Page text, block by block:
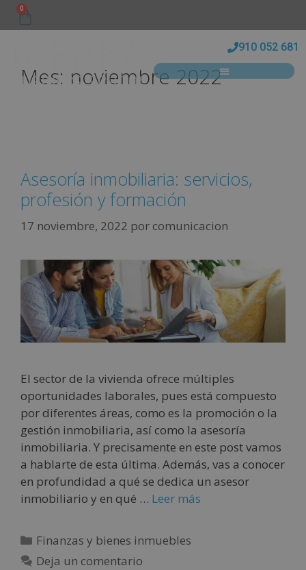
0
910 052 681
Mes: noviembre 2022
Asesoría inmobiliaria: servicios,
profesión y formación
17 noviembre, 2022 por comunicacion
El sector de la vivienda ofrece múltiples
oportunidades laborales, pues está compuesto
por diferentes áreas, como es la promoción o la
gestión inmobiliaria, así como la asesoría
inmobiliaria. Y precisamente en este post vamos
a hablarte de esta última. Además, vas a conocer
en profundidad a qué se dedica un asesor
inmobiliario y en qué … Leer más
Finanzas y bienes inmuebles
Deja un comentario